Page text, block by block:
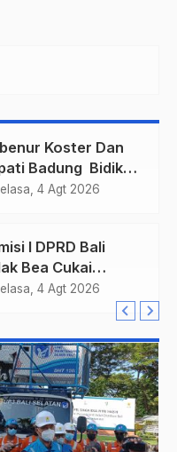
Koster Dan
Badung Bidik
Daerah :
4 Agt 2026
I DPRD Bali
Bea Cukai
Rai : Aneh Bea
4 Agt 2026